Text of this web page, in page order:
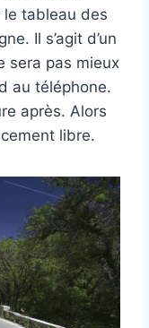
tableau des
Il s’agit d’un
sera pas mieux
au téléphone.
après. Alors
libre.